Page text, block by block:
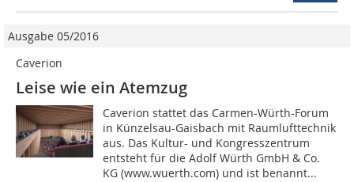
Ausgabe 05/2016
Caverion
Leise wie ein Atemzug
Caverion stattet das Carmen-Würth-Forum
in Künzelsau-Gaisbach mit Raumlufttechnik
aus. Das Kultur- und Kongresszentrum
entsteht für die Adolf Würth GmbH & Co.
KG (www.wuerth.com) und ist benannt...